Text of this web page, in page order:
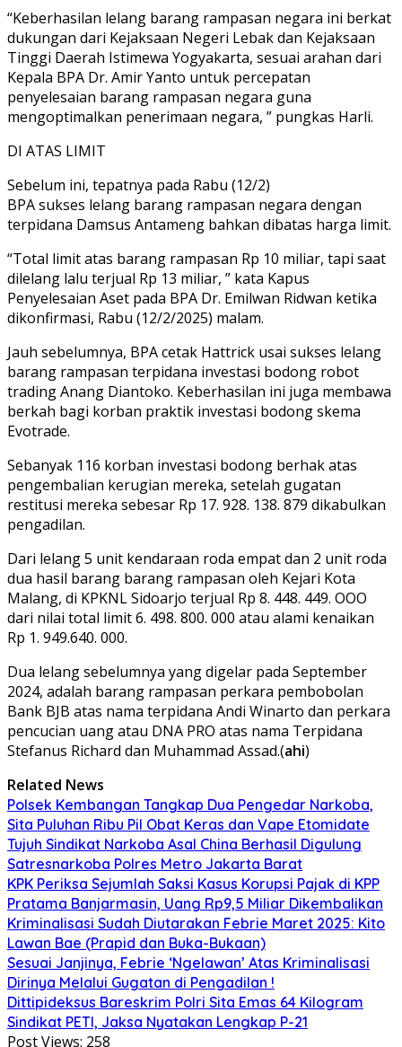
“Keberhasilan lelang barang rampasan negara ini berkat
dukungan dari Kejaksaan Negeri Lebak dan Kejaksaan
Tinggi Daerah Istimewa Yogyakarta, sesuai arahan dari
Kepala BPA Dr. Amir Yanto untuk percepatan
penyelesaian barang rampasan negara guna
mengoptimalkan penerimaan negara, ” pungkas Harli.
DI ATAS LIMIT
Sebelum ini, tepatnya pada Rabu (12/2)
BPA sukses lelang barang rampasan negara dengan
terpidana Damsus Antameng bahkan dibatas harga limit.
“Total limit atas barang rampasan Rp 10 miliar, tapi saat
dilelang lalu terjual Rp 13 miliar, ” kata Kapus
Penyelesaian Aset pada BPA Dr. Emilwan Ridwan ketika
dikonfirmasi, Rabu (12/2/2025) malam.
Jauh sebelumnya, BPA cetak Hattrick usai sukses lelang
barang rampasan terpidana investasi bodong robot
trading Anang Diantoko. Keberhasilan ini juga membawa
berkah bagi korban praktik investasi bodong skema
Evotrade.
Sebanyak 116 korban investasi bodong berhak atas
pengembalian kerugian mereka, setelah gugatan
restitusi mereka sebesar Rp 17. 928. 138. 879 dikabulkan
pengadilan.
Dari lelang 5 unit kendaraan roda empat dan 2 unit roda
dua hasil barang barang rampasan oleh Kejari Kota
Malang, di KPKNL Sidoarjo terjual Rp 8. 448. 449. OOO
dari nilai total limit 6. 498. 800. 000 atau alami kenaikan
Rp 1. 949.640. 000.
Dua lelang sebelumnya yang digelar pada September
2024, adalah barang rampasan perkara pembobolan
Bank BJB atas nama terpidana Andi Winarto dan perkara
pencucian uang atau DNA PRO atas nama Terpidana
Stefanus Richard dan Muhammad Assad.(ahi)
Related News
Polsek Kembangan Tangkap Dua Pengedar Narkoba,
Sita Puluhan Ribu Pil Obat Keras dan Vape Etomidate
Tujuh Sindikat Narkoba Asal China Berhasil Digulung
Satresnarkoba Polres Metro Jakarta Barat
KPK Periksa Sejumlah Saksi Kasus Korupsi Pajak di KPP
Pratama Banjarmasin, Uang Rp9,5 Miliar Dikembalikan
Kriminalisasi Sudah Diutarakan Febrie Maret 2025: Kito
Lawan Bae (Prapid dan Buka-Bukaan)
Sesuai Janjinya, Febrie ‘Ngelawan’ Atas Kriminalisasi
Dirinya Melalui Gugatan di Pengadilan !
Dittipideksus Bareskrim Polri Sita Emas 64 Kilogram
Sindikat PETI, Jaksa Nyatakan Lengkap P-21
Post Views: 258